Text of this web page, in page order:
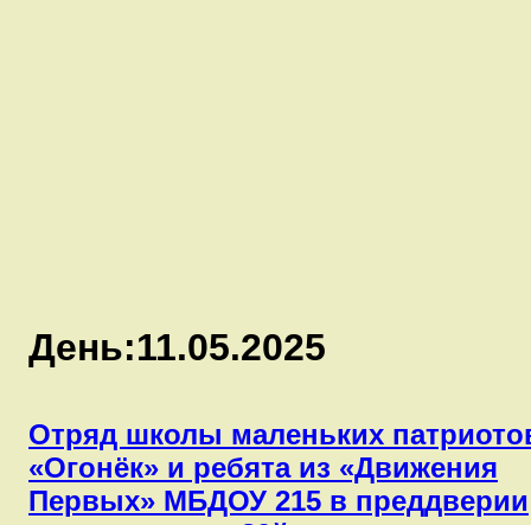
День:11.05.2025
Отряд школы маленьких
«Огонёк» и ребята из «Движения
Первых» МБДОУ 215 в преддверии